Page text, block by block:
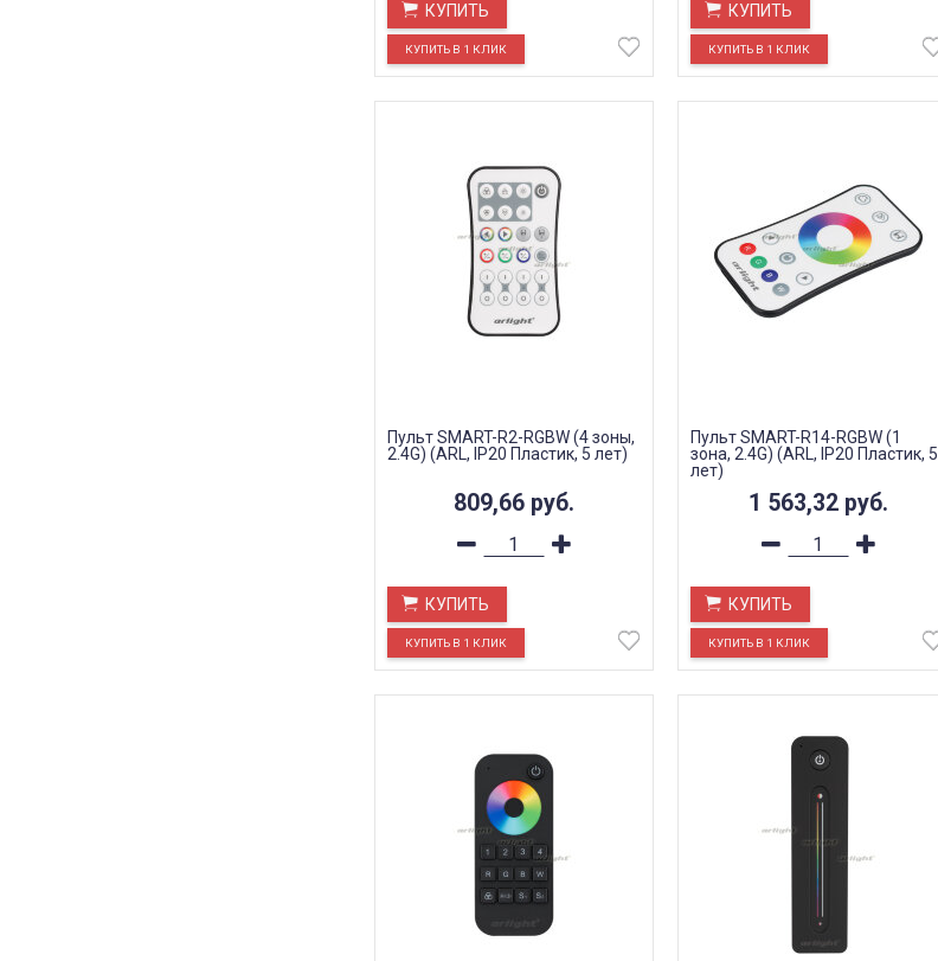
КУПИТЬ КУПИТЬ
Пульт SMART-R2-RGBW (4 зоны,
2.4G) (ARL, IP20 Пластик, 5 лет)
809,66 руб.
КУПИТЬ
Пульт SMART-R14-RGBW (1
зона, 2.4G) (ARL, IP20 Пластик, 5
лет)
1 563,32 руб.
КУПИТЬ